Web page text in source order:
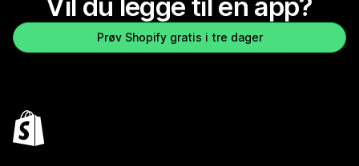
Vil du legge til en app?
Prøv Shopify gratis i tre dager